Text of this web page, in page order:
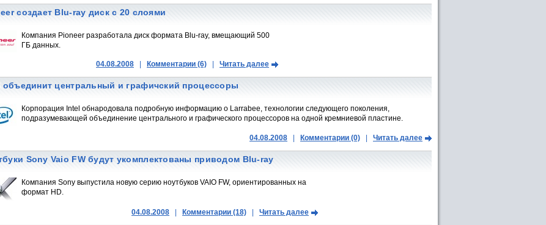
создает Blu-ray диск с 20 слоями
Компания Pioneer разработала диск формата Blu-ray, вмещающий 500
ГБ данных.
04.08.2008 Комментарии (6) Читать далее
объединит центральный и графичский процессоры
Корпорация Intel обнародовала подробную информацию о Larrabee, технологии следующего поколения,
подразумевающей объединение центрального и графического процессоров на одной кремниевой пластине.
04.08.2008 Комментарии (0) Читать далее
Sony Vaio FW будут укомплектованы приводом Blu-ray
Компания Sony выпустила новую серию ноутбуков VAIO FW, ориентированных на
формат HD.
04.08.2008 Комментарии (18) Читать далее